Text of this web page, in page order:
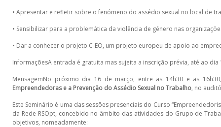
• Apresentar e refletir sobre o fenómeno do assédio sexual no local de
• Sensibilizar para a problemática da violência de género nas
• Dar a conhecer o projeto C-EO, um projeto europeu de apoio ao
InformaçõesA entrada é gratuita mas sujeita a inscrição prévia, até ao
MensagemNo próximo dia 16 de março, entre as 14h30 e as
Empreendedoras e a Prevenção do Assédio Sexual no Trabalho, no
Este Seminário é uma das sessões presenciais do Curso
da Rede RSOpt, concebido no âmbito das atividades do Grupo de
objetivos, nomeadamente: